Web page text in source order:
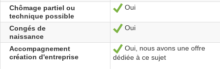
Chômage partiel ou
technique possible
Sí
Oui
Congés de
naissance
Sí
Oui
Accompagnement
création d'entreprise
Sí
Oui, nous avons une offre
dédiée à ce sujet